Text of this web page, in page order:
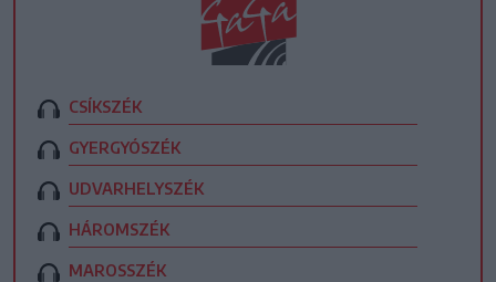
CSÍKSZÉK
GYERGYÓSZÉK
UDVARHELYSZÉK
HÁROMSZÉK
MAROSSZÉK